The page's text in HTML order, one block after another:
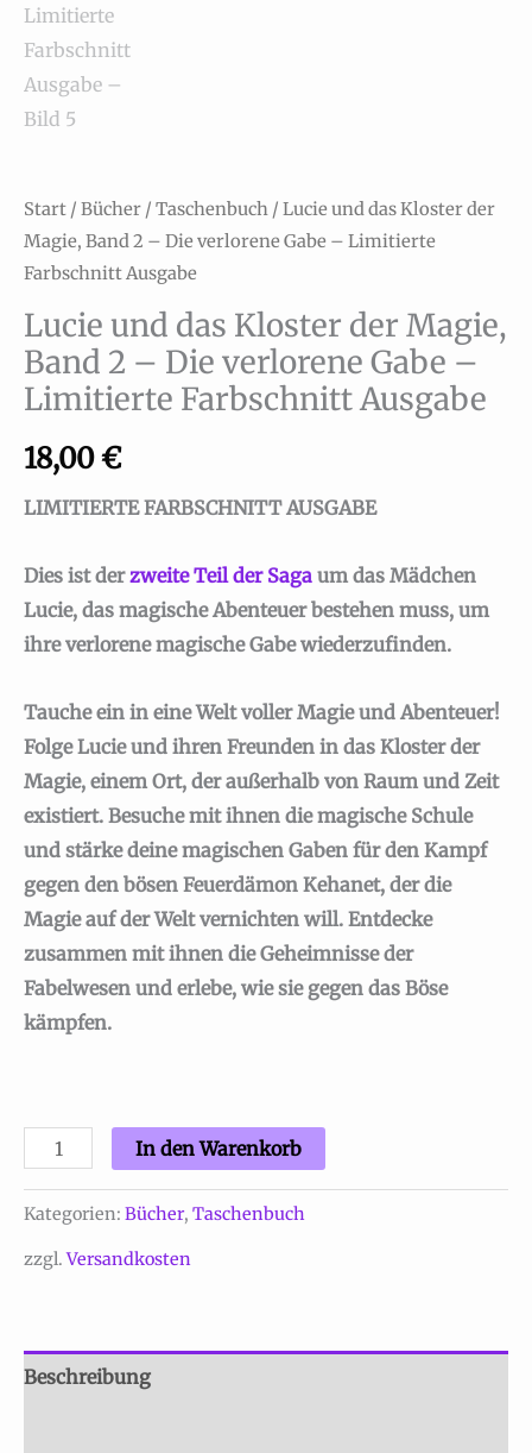
Start / Bücher / Taschenbuch / Lucie und das Kloster der
Magie, Band 2 – Die verlorene Gabe – Limitierte
Farbschnitt Ausgabe
Lucie und das Kloster der Magie,
Band 2 – Die verlorene Gabe –
Limitierte Farbschnitt Ausgabe
18,00€
LIMITIERTE FARBSCHNITT AUSGABE
Dies ist derzweite Teil der Saga um das Mädchen
Lucie, das magische Abenteuer bestehen muss, um
ihre verlorene magische Gabe wiederzufinden.
Tauche ein in eine Welt voller Magie und Abenteuer!
Folge Lucie und ihren Freunden in das Kloster der
Magie, einem Ort, der außerhalb von Raum und Zeit
existiert. Besuche mit ihnen die magische Schule
und stärke deine magischen Gaben für den Kampf
gegen den bösen Feuerdämon Kehanet, der die
Magie auf der Welt vernichten will. Entdecke
zusammen mit ihnen die Geheimnisse der
Fabelwesen und erlebe, wie sie gegen das Böse
kämpfen.
Lucie
das
Kloster
Band
2
In den Warenkorb
Kategorien: Bücher, Taschenbuch
zzgl.Versandkosten
Beschreibung